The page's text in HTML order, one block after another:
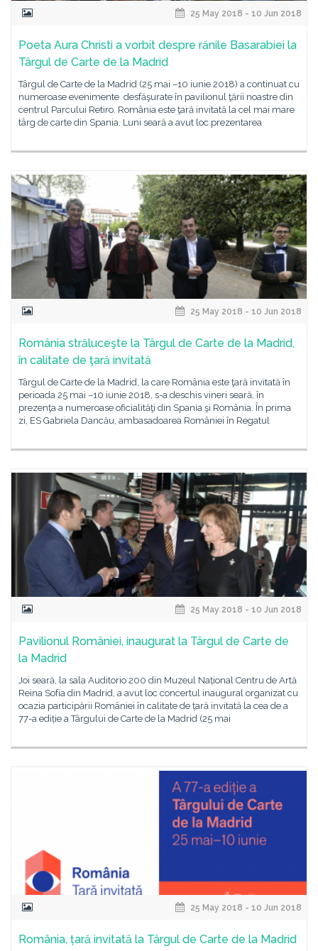
25 May 2018 - 10 Jun 2018
Poeta Aura Christi a vorbit despre rănile Basarabiei la
Târgul de Carte de la Madrid
Târgul de Carte de la Madrid (25 mai –10 iunie 2018) a continuat cu
numeroase evenimente desfăşurate în pavilionul ţării noastre din
centrul Parcului Retiro. România este ţară invitată la cel mai mare
târg de carte din Spania. Luni seară a avut loc prezentarea
25 May 2018 - 10 Jun 2018
România străluceşte la Târgul de Carte de la Madrid,
în calitate de ţară invitată
Târgul de Carte de la Madrid, la care România este ţară invitată în
perioada 25 mai –10 iunie 2018, s-a deschis vineri seară, în
prezenţa a numeroase oficialităţi din Spania şi România. În prima
zi, ES Gabriela Dancău, ambasadoarea României în Regatul
25 May 2018 - 10 Jun 2018
Pavilionul României, inaugurat la Târgul de Carte de
la Madrid
Joi seară, la sala Auditorio 200 din Muzeul Național Centru de Artă
Reina Sofía din Madrid, a avut loc concertul inaugural organizat cu
ocazia participării României în calitate de țară invitată la cea de a
77-a ediție a Târgului de Carte de la Madrid (25 mai
25 May 2018 - 10 Jun 2018
România, țară invitată la Târgul de Carte de la Madrid